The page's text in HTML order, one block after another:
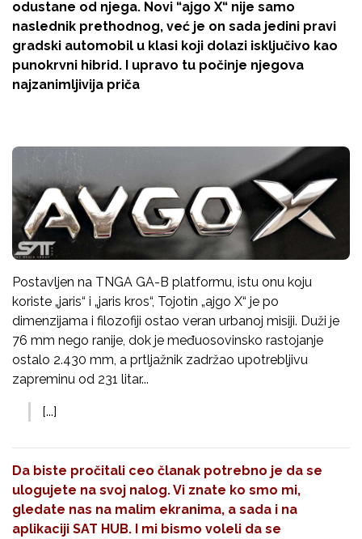
odustane od njega. Novi “ajgo X“ nije samo
naslednik prethodnog, već je on sada jedini pravi
gradski automobil u klasi koji dolazi isključivo kao
punokrvni hibrid. I upravo tu počinje njegova
najzanimljivija priča
Postavljen na TNGA GA-B platformu, istu onu koju
koriste „jaris“ i „jaris kros“, Tojotin „ajgo X“ je po
dimenzijama i filozofiji ostao veran urbanoj misiji. Duži je
76 mm nego ranije, dok je međuosovinsko rastojanje
ostalo 2.430 mm, a prtljažnik zadržao upotrebljivu
zapreminu od 231 litar...
[...]
Da biste pročitali ceo članak potrebno je da se
ulogujete na svoj nalog. Vi znate ko smo mi,
gledate nas na malim ekranima, a sada i na
aplikaciji SAT HUB. I mi bismo voleli da se